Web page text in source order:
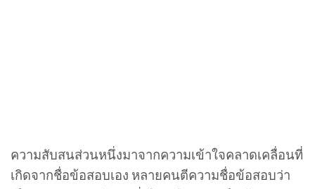
ความสับสนส่วนหนึ่งมาจากความเข้าใจคลาดเคลื่อนที่
เกิดจากชื่อข้อสอบเอง หลายคนตีความชื่อข้อสอบว่า